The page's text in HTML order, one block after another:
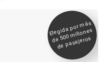
Elegida por
más
de 500
millones
de pasajeros